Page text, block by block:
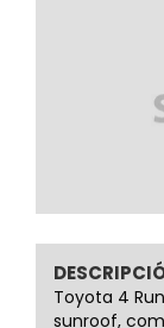
Toyota 4
sunroof,